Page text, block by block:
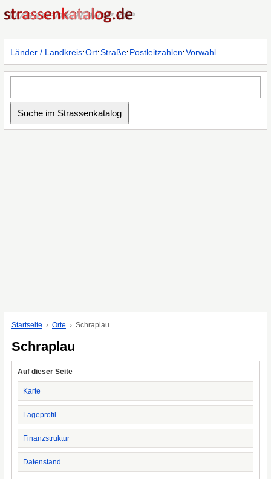
Länder / Landkreis·Ort·Straße·Postleitzahlen·Vorwahl
Startseite Orte Schraplau
Schraplau
Auf dieser Seite
Karte
Lageprofil
Finanzstruktur
Datenstand